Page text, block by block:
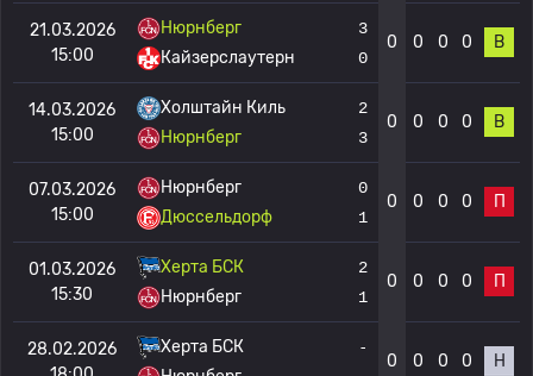
21.03.2026
15:00
Нюрнберг
Кайзерслаутерн
3
0
0 0 0 0 В
14.03.2026
15:00
Холштайн Киль
Нюрнберг
2
3
0 0 0 0 В
07.03.2026
15:00
Нюрнберг
Дюссельдорф
0
1
0 0 0 0 П
01.03.2026
15:30
Херта БСК
Нюрнберг
2
1
0 0 0 0 П
28.02.2026
Херта БСК
-
0 0 0 0 Н